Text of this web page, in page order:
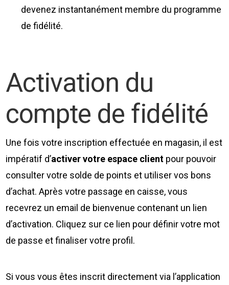
devenez instantanément membre du programme
de fidélité.
Activation du
compte de fidélité
Une fois votre inscription effectuée en magasin, il est
impératif d’activer votre espace client pour pouvoir
consulter votre solde de points et utiliser vos bons
d’achat. Après votre passage en caisse, vous
recevrez un email de bienvenue contenant un lien
d’activation. Cliquez sur ce lien pour définir votre mot
de passe et finaliser votre profil.
Si vous vous êtes inscrit directement via l’application